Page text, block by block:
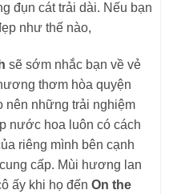
đụn cát trải dài. Nếu bạn
như thế nào,
sẽ sớm nhắc bạn về vẻ
thơm hòa quyện
nên những trải nghiệm
nước hoa luôn có cách
riêng mình bên cạnh
cấp. Mùi hương lan
ấy khi họ đến On the